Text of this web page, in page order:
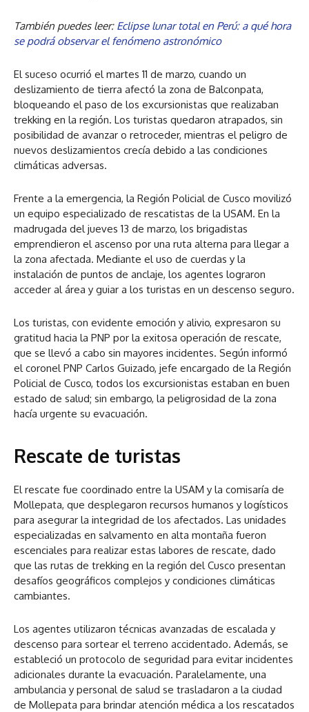
También puedes leer: Eclipse lunar total en Perú: a qué hora
se podrá observar el fenómeno astronómico
El suceso ocurrió el martes 11 de marzo, cuando un
deslizamiento de tierra afectó la zona de Balconpata,
bloqueando el paso de los excursionistas que realizaban
trekking en la región. Los turistas quedaron atrapados, sin
posibilidad de avanzar o retroceder, mientras el peligro de
nuevos deslizamientos crecía debido a las condiciones
climáticas adversas.
Frente a la emergencia, la Región Policial de Cusco movilizó
un equipo especializado de rescatistas de la USAM. En la
madrugada del jueves 13 de marzo, los brigadistas
emprendieron el ascenso por una ruta alterna para llegar a
la zona afectada. Mediante el uso de cuerdas y la
instalación de puntos de anclaje, los agentes lograron
acceder al área y guiar a los turistas en un descenso seguro.
Los turistas, con evidente emoción y alivio, expresaron su
gratitud hacia la PNP por la exitosa operación de rescate,
que se llevó a cabo sin mayores incidentes. Según informó
el coronel PNP Carlos Guizado, jefe encargado de la Región
Policial de Cusco, todos los excursionistas estaban en buen
estado de salud; sin embargo, la peligrosidad de la zona
hacía urgente su evacuación.
Rescate de turistas
El rescate fue coordinado entre la USAM y la comisaría de
Mollepata, que desplegaron recursos humanos y logísticos
para asegurar la integridad de los afectados. Las unidades
especializadas en salvamento en alta montaña fueron
escenciales para realizar estas labores de rescate, dado
que las rutas de trekking en la región del Cusco presentan
desafíos geográficos complejos y condiciones climáticas
cambiantes.
Los agentes utilizaron técnicas avanzadas de escalada y
descenso para sortear el terreno accidentado. Además, se
estableció un protocolo de seguridad para evitar incidentes
adicionales durante la evacuación. Paralelamente, una
ambulancia y personal de salud se trasladaron a la ciudad
de Mollepata para brindar atención médica a los rescatados